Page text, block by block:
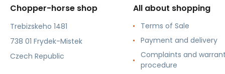
Chopper-horse shop
Trebizskeho 1481
738 01 Frydek-Mistek
Czech Republic
All about shopping
Terms of Sale
Payment and delivery
Complaints and
procedure